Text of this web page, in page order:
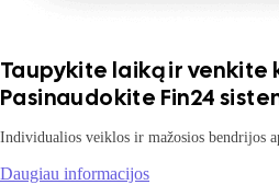
Taupykite laiką ir venkite
Pasinaudokite Fin24
Individualios veiklos ir mažosios bendrijos
Daugiau informacijos